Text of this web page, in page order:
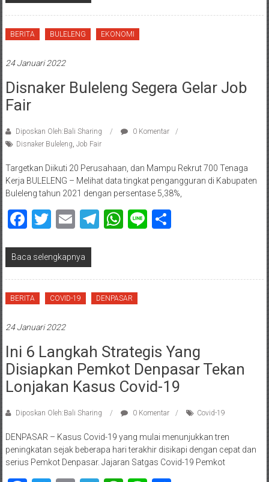
BERITA BULELENG EKONOMI
24 Januari 2022
Disnaker Buleleng Segera Gelar Job
Fair
Diposkan Oleh:Bali Sharing
0 Komentar
Disnaker Buleleng, Job Fair
Targetkan Diikuti 20 Perusahaan, dan Mampu Rekrut 700 Tenaga
Kerja BULELENG – Melihat data tingkat pengangguran di Kabupaten
Buleleng tahun 2021 dengan persentase 5,38%,
Facebook
Twitter
EmailTelegram
WhatsApp
LineShare
Baca selengkapnya
BERITA COVID-19 DENPASAR
24 Januari 2022
Ini 6 Langkah Strategis Yang
Disiapkan Pemkot Denpasar Tekan
Lonjakan Kasus Covid-19
Diposkan Oleh:Bali Sharing 0 Komentar Covid-19
DENPASAR – Kasus Covid-19 yang mulai menunjukkan tren
peningkatan sejak beberapa hari terakhir disikapi dengan cepat dan
serius Pemkot Denpasar. Jajaran Satgas Covid-19 Pemkot